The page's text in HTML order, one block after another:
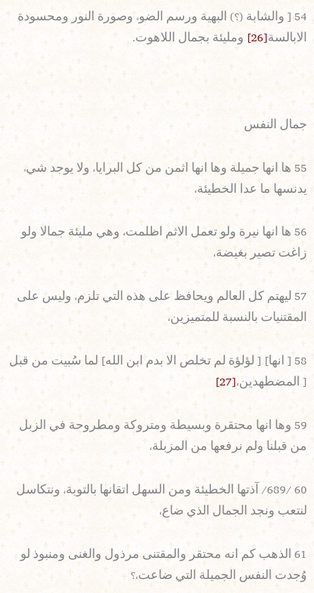
54 [ والشابة (؟) البهية ورسم الضوء وصورة النور ومحسودة
الابالسة[26] ومليئة بجمال اللاهوت.
جمال النفس
55 ها انها جميلة وها انها اثمن من كل البرايا، ولا يوجد شيء
يدنسها ما عدا الخطيئة،
56 ها انها نيرة ولو تعمل الاثم اظلمت، وهي مليئة جمالا ولو
زاغت تصير بغيضة،
57 ليهتم كل العالم ويحافظ على هذه التي تلزم، وليس على
المقتنيات بالنسبة للمتميزين،
58 [ انها] [ لؤلؤة لم تخلص الا بدم ابن الله] لما سُبيت من قبل
[ المضطهدين،[27]
59 وها انها محتقرة وبسيطة ومتروكة ومطروحة في الزبل
من قبلنا ولم نرفعها من المزبلة،
60 /689/ آذتها الخطيئة ومن السهل اتقانها بالتوبة، ونتكاسل
لنتعب ونجد الجمال الذي ضاع،
61 الذهب كم انه محتقر والمقتنى مرذول والغنى ومنبوذ لو
وُجدت النفس الجميلة التي ضاعت،؟